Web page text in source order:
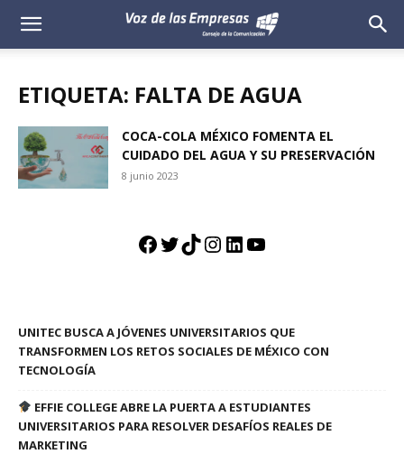
Voz
Empresas
ETIQUETA: FALTA DE AGUA
COCA-COLA MÉXICO FOMENTA EL
CUIDADO DEL AGUA Y SU PRESERVACIÓN
8 junio 2023
Facebook
Twitter
TikTok
Instagram
LinkedIn
YouTube
UNITEC BUSCA A JÓVENES UNIVERSITARIOS QUE
TRANSFORMEN LOS RETOS SOCIALES DE MÉXICO CON
TECNOLOGÍA
EFFIE COLLEGE ABRE LA PUERTA A ESTUDIANTES
UNIVERSITARIOS PARA RESOLVER DESAFÍOS REALES DE
MARKETING